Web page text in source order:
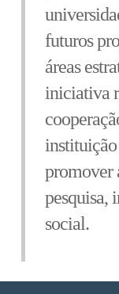
futuros
áreas
iniciativa
instituição
promover
pesquisa,
social.